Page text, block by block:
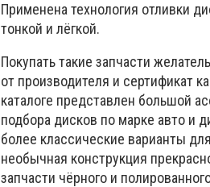
Применена технология отливки
тонкой и лёгкой.
Покупать такие запчасти
от производителя и сертификат
каталоге представлен большой
подбора дисков по марке авто и
более классические варианты
необычная конструкция
запчасти чёрного и